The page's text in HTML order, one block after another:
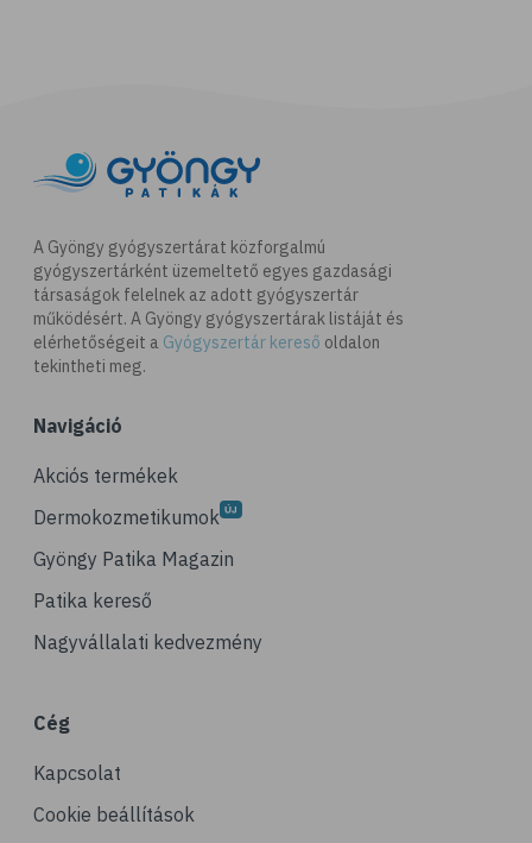
A Gyöngy gyógyszertárat közforgalmú
gyógyszertárként üzemeltető egyes gazdasági
társaságok felelnek az adott gyógyszertár
működésért. A Gyöngy gyógyszertárak listáját és
elérhetőségeit a Gyógyszertár kereső oldalon
tekintheti meg.
Navigáció
Akciós termékek
Dermokozmetikumok
Gyöngy Patika Magazin
Patika kereső
Nagyvállalati kedvezmény
Cég
Kapcsolat
Cookie beállítások